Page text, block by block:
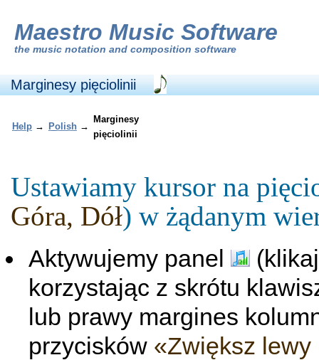
Maestro Music Software
the music notation and composition software
Marginesy pięciolinii
Help → Polish →
Marginesy
pięciolinii
Ustawiamy kursor na
Góra, Dół) w żądanym
Aktywujemy panel
korzystając z skrótu
lub prawy margines
przycisków «Zwiększ lewy